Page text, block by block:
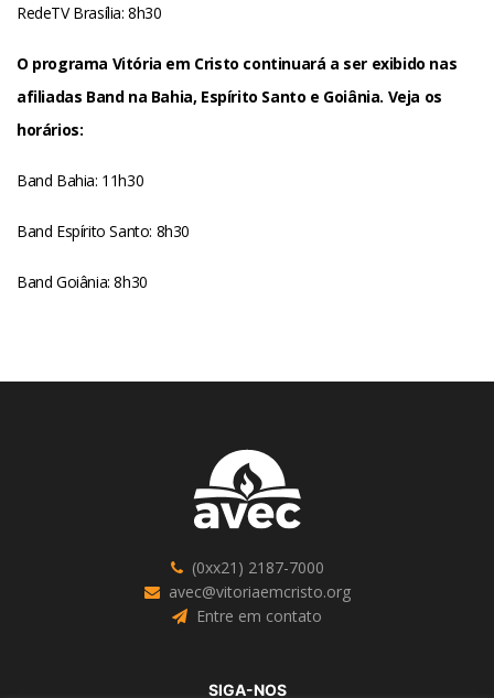
RedeTV Brasília: 8h30
O programa Vitória em Cristo continuará a ser exibido nas
afiliadas Band na Bahia, Espírito Santo e Goiânia. Veja os
horários:
Band Bahia: 11h30
Band Espírito Santo: 8h30
Band Goiânia: 8h30
(0xx21) 2187-7000
avec@vitoriaemcristo.org
Entre em contato
SIGA-NOS